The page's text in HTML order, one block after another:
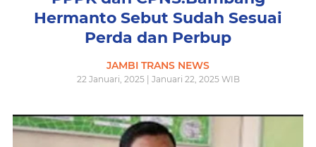
Hermanto Sebut Sudah Sesuai
Perda dan Perbup
JAMBI TRANS NEWS
22 Januari, 2025 | Januari 22, 2025 WIB